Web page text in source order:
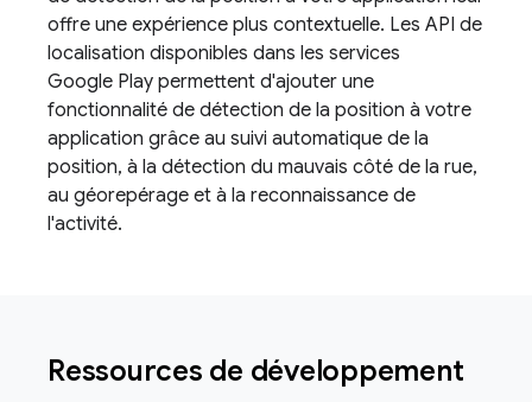
offre une expérience plus contextuelle. Les API de
localisation disponibles dans les services
Google Play permettent d'ajouter une
fonctionnalité de détection de la position à votre
application grâce au suivi automatique de la
position, à la détection du mauvais côté de la rue,
au géorepérage et à la reconnaissance de
l'activité.
Ressources de développement